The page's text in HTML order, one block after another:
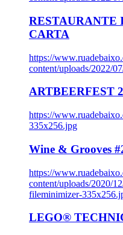
RESTAURANTE
CARTA
https://
content/uploads/2022/
ARTBEERFEST
https://
335x256.jpg
Wine & Grooves
https://
content/uploads/2020/
fileminimizer-
LEGO®